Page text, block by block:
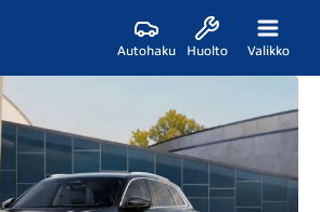
Autohaku Huolto Valikko